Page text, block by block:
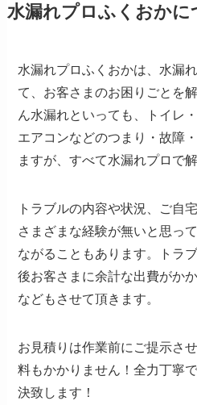
水漏れプロふくおかに
水漏れプロふくおかは、水漏
て、お客さまのお困りごとを
ん水漏れといっても、トイレ
エアコンなどのつまり・故障
ますが、すべて水漏れプロで
トラブルの内容や状況、ご自
さまざまな経験が無いと思っ
ながることもあります。トラ
後お客さまに余計な出費がか
などもさせて頂きます。
お見積りは作業前にご提示さ
料もかかりません！全力丁寧
決致します！